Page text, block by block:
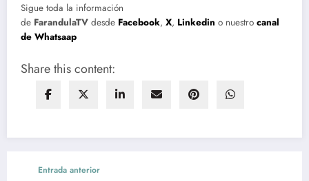
Sigue toda la información
de FarandulaTV desde Facebook, X, Linkedin o nuestro canal
de Whatsaap
Share this content:
Entrada anterior